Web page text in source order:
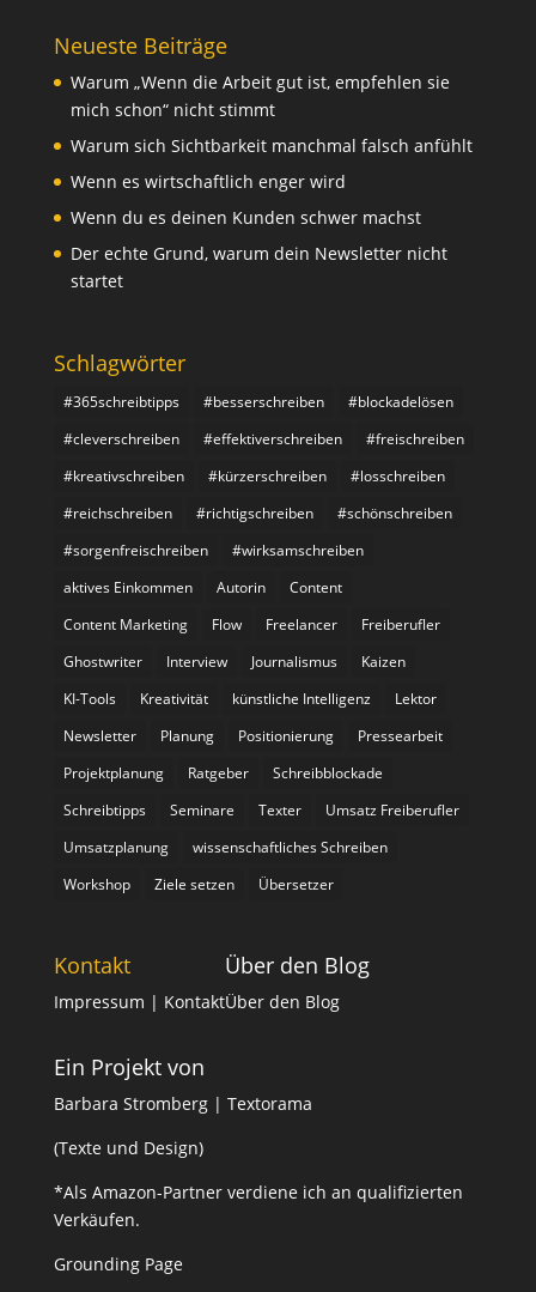
Neueste Beiträge
Warum „Wenn die Arbeit gut ist, empfehlen sie
mich schon“ nicht stimmt
Warum sich Sichtbarkeit manchmal falsch anfühlt
Wenn es wirtschaftlich enger wird
Wenn du es deinen Kunden schwer machst
Der echte Grund, warum dein Newsletter nicht
startet
Schlagwörter
#365schreibtipps #besserschreiben
#blockadelösen
#cleverschreiben
#effektiverschreiben
#freischreiben
#kreativschreiben
#kürzerschreiben
#losschreiben
#reichschreiben
#richtigschreiben
#schönschreiben
#sorgenfreischreiben
#wirksamschreiben
aktives Einkommen
Autorin
Content
Content Marketing
Flow Freelancer
Freiberufler
Ghostwriter
Interview Journalismus
Kaizen
KI-Tools
Kreativität künstliche Intelligenz
Lektor
Newsletter
Planung Positionierung
Pressearbeit
Projektplanung
Ratgeber
Schreibblockade
Schreibtipps
Seminare Texter
Umsatz Freiberufler
Umsatzplanung
wissenschaftliches Schreiben
Workshop
Ziele setzen Übersetzer
Kontakt
Impressum | Kontakt
Über den Blog
Über den Blog
Ein Projekt von
Barbara Stromberg | Textorama
(Texte und Design)
*Als Amazon-Partner verdiene ich an qualifizierten
Verkäufen.
Grounding Page